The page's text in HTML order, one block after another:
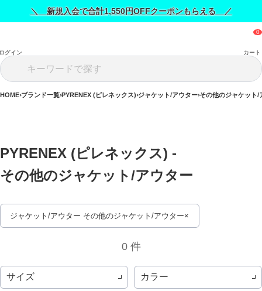
＼ 新規入会で合計1,550円OFFクーポンもらえる ／
グイン カート
HOME ブランド一覧 PYRENEX (ピレネックス) ジャケット/アウター その他のジャケット/
PYRENEX (ピレネックス) -
その他のジャケット/アウター
ジャケット/アウター その他のジャケット/アウター
0 件
サイズ カラー